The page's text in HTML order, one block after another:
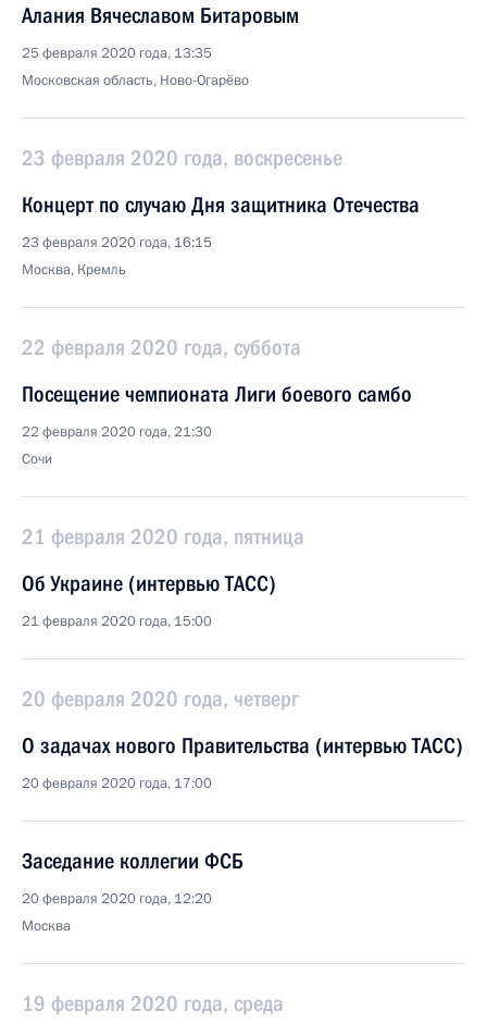
Алания Вячеславом Битаровым
25 февраля 2020 года, 13:35
Московская область, Ново-Огарёво
23 февраля 2020 года, воскресенье
Концерт по случаю Дня защитника Отечества
23 февраля 2020 года, 16:15
Москва, Кремль
22 февраля 2020 года, суббота
Посещение чемпионата Лиги боевого самбо
22 февраля 2020 года, 21:30
Сочи
21 февраля 2020 года, пятница
Об Украине (интервью ТАСС)
21 февраля 2020 года, 15:00
20 февраля 2020 года, четверг
О задачах нового Правительства (интервью ТАСС)
20 февраля 2020 года, 17:00
Заседание коллегии ФСБ
20 февраля 2020 года, 12:20
Москва
19 февраля 2020 года, среда